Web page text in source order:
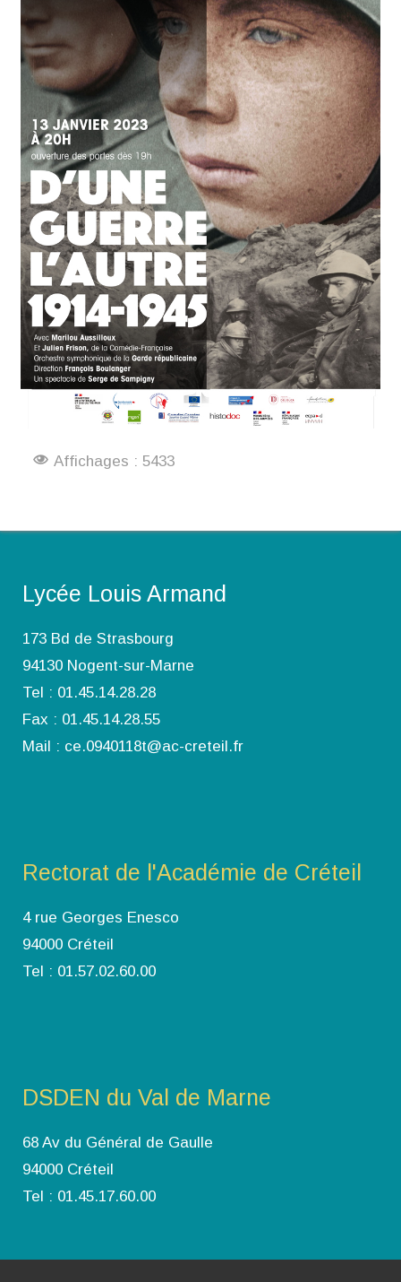
Affichages : 5433
Lycée Louis Armand
173 Bd de Strasbourg
94130 Nogent-sur-Marne
Tel : 01.45.14.28.28
Fax : 01.45.14.28.55
Mail : ce.0940118t@ac-creteil.fr
Rectorat de l'Académie de Créteil
4 rue Georges Enesco
94000 Créteil
Tel : 01.57.02.60.00
DSDEN du Val de Marne
68 Av du Général de Gaulle
94000 Créteil
Tel : 01.45.17.60.00